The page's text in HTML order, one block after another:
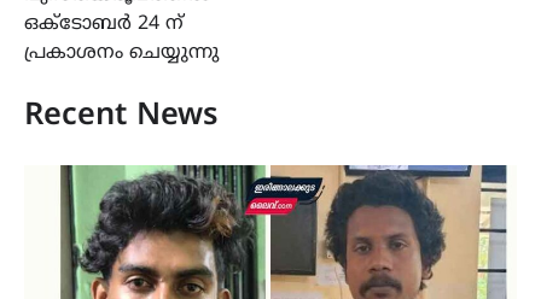
ഒക്ടോബർ 24 ന്
പ്രകാശനം ചെയ്യുന്നു
Recent News